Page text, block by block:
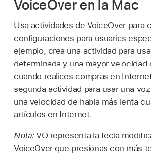
VoiceOver en la Mac
Usa actividades de VoiceOver para
configuraciones para usuarios
ejemplo, crea una actividad para
determinada y una mayor velocidad
cuando realices compras en
segunda actividad para usar una
una velocidad de habla más lenta
artículos en Internet.
Nota: VO representa la tecla
VoiceOver que presionas con más